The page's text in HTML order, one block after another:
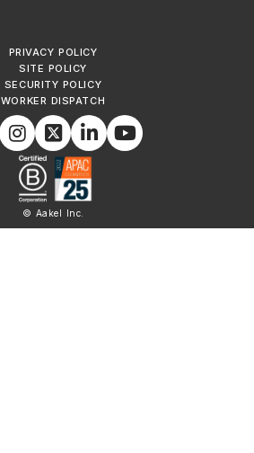
PRIVACY POLICY
SITE POLICY
SECURITY POLICY
WORKER DISPATCH
© Aakel Inc.